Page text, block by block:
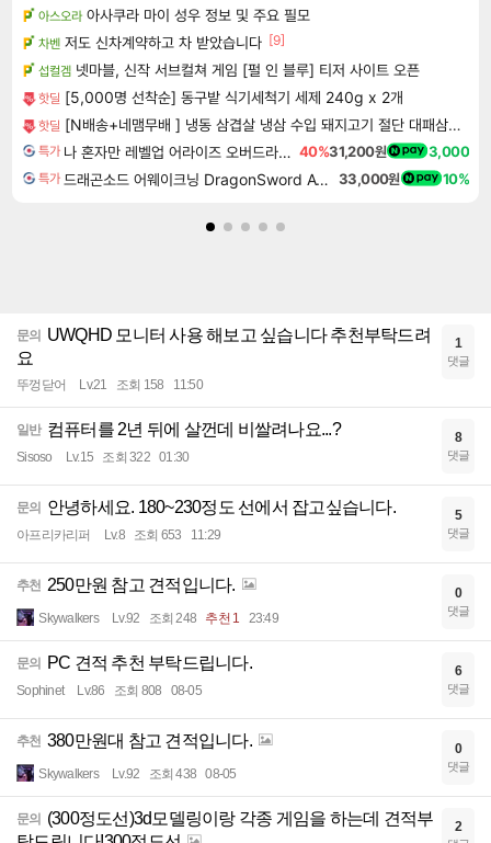
아스오라 아사쿠라 마이 성우 정보 및 주요 필모
차벤 저도 신차계약하고 차 받았습니다 [9]
섭컬겜 넷마블, 신작 서브컬쳐 게임 [펄 인 블루] 티저 사이트 오픈
핫딜 [5,000명 선착순] 동구밭 식기세척기 세제 240g x 2개
핫딜 [N배송+네맴무배 ] 냉동 삼겹살 냉삼 수입 돼지고기 절단 대패삼겹살
특가 나 혼자만 레벨업 어라이즈 오버드라이브 디럭스 에디션 Solo Leveling Arise Overdrive Deluxe Edition 40%31,200원 3,000
특가 드래곤소드 어웨이크닝 DragonSword Awakening 33,000원 10%
문의 UWQHD 모니터 사용 해보고 싶습니다 추천부탁드려
요
뚜껑닫어 Lv.21 조회 158 11:50
1
댓글
일반 컴퓨터를 2년 뒤에 살껀데 비쌀려나요...?
Sisoso Lv.15 조회 322 01:30
8
댓글
문의 안녕하세요. 180~230정도 선에서 잡고싶습니다.
아프리카리퍼 Lv.8 조회 653 11:29
5
댓글
추천 250만원 참고 견적입니다.
Skywalkers Lv.92 조회 248 추천 1 23:49
0
댓글
문의 PC 견적 추천 부탁드립니다.
Sophinet Lv.86 조회 808 08-05
6
댓글
추천 380만원대 참고 견적입니다.
Skywalkers Lv.92 조회 438 08-05
0
댓글
문의 (300정도선)3d모델링이랑 각종 게임을 하는데 견적부
2